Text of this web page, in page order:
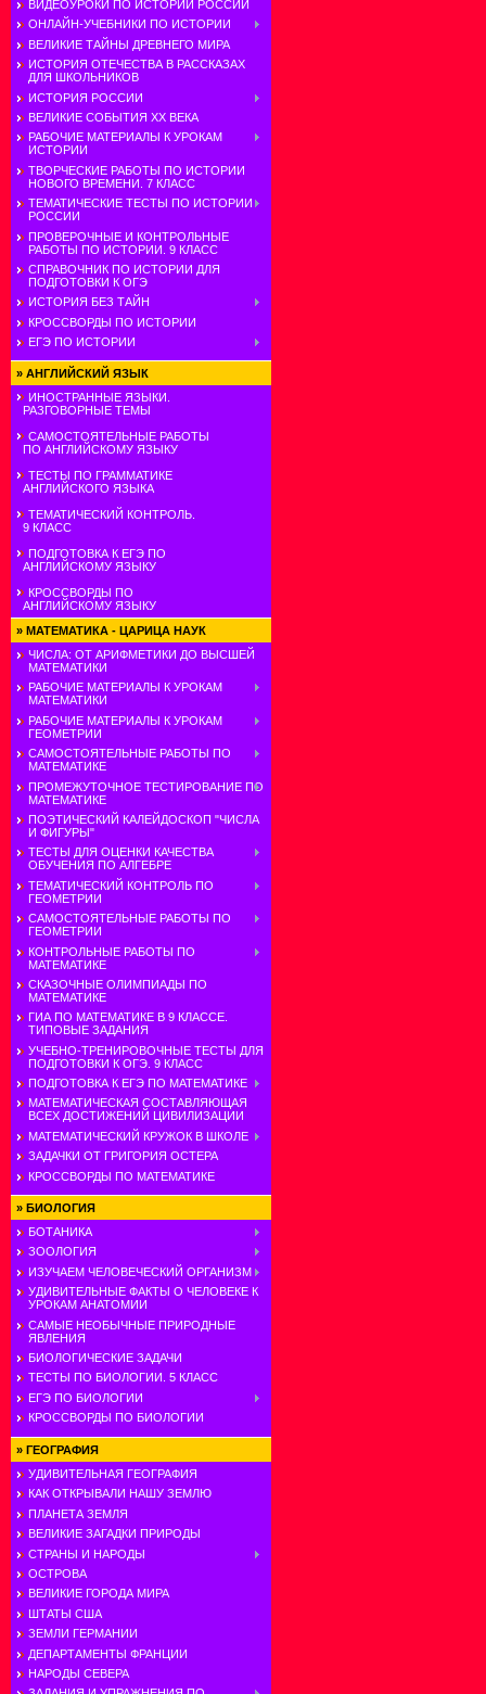
ВИДЕОУРОКИ ПО ИСТОРИИ РОССИИ
ОНЛАЙН-УЧЕБНИКИ ПО ИСТОРИИ
ВЕЛИКИЕ ТАЙНЫ ДРЕВНЕГО МИРА
ИСТОРИЯ ОТЕЧЕСТВА В РАССКАЗАХ
ДЛЯ ШКОЛЬНИКОВ
ИСТОРИЯ РОССИИ
ВЕЛИКИЕ СОБЫТИЯ ХХ ВЕКА
РАБОЧИЕ МАТЕРИАЛЫ К УРОКАМ
ИСТОРИИ
ТВОРЧЕСКИЕ РАБОТЫ ПО ИСТОРИИ
НОВОГО ВРЕМЕНИ. 7 КЛАСС
ТЕМАТИЧЕСКИЕ ТЕСТЫ ПО ИСТОРИИ
РОССИИ
ПРОВЕРОЧНЫЕ И КОНТРОЛЬНЫЕ
РАБОТЫ ПО ИСТОРИИ. 9 КЛАСС
СПРАВОЧНИК ПО ИСТОРИИ ДЛЯ
ПОДГОТОВКИ К ОГЭ
ИСТОРИЯ БЕЗ ТАЙН
КРОССВОРДЫ ПО ИСТОРИИ
ЕГЭ ПО ИСТОРИИ
» АНГЛИЙСКИЙ ЯЗЫК
ИНОСТРАННЫЕ ЯЗЫКИ.
РАЗГОВОРНЫЕ ТЕМЫ
САМОСТОЯТЕЛЬНЫЕ РАБОТЫ
ПО АНГЛИЙСКОМУ ЯЗЫКУ
ТЕСТЫ ПО ГРАММАТИКЕ
АНГЛИЙСКОГО ЯЗЫКА
ТЕМАТИЧЕСКИЙ КОНТРОЛЬ.
9 КЛАСС
ПОДГОТОВКА К ЕГЭ ПО
АНГЛИЙСКОМУ ЯЗЫКУ
КРОССВОРДЫ ПО
АНГЛИЙСКОМУ ЯЗЫКУ
» МАТЕМАТИКА - ЦАРИЦА НАУК
ЧИСЛА: ОТ АРИФМЕТИКИ ДО ВЫСШЕЙ
МАТЕМАТИКИ
РАБОЧИЕ МАТЕРИАЛЫ К УРОКАМ
МАТЕМАТИКИ
РАБОЧИЕ МАТЕРИАЛЫ К УРОКАМ
ГЕОМЕТРИИ
САМОСТОЯТЕЛЬНЫЕ РАБОТЫ ПО
МАТЕМАТИКЕ
ПРОМЕЖУТОЧНОЕ ТЕСТИРОВАНИЕ ПО
МАТЕМАТИКЕ
ПОЭТИЧЕСКИЙ КАЛЕЙДОСКОП "ЧИСЛА
И ФИГУРЫ"
ТЕСТЫ ДЛЯ ОЦЕНКИ КАЧЕСТВА
ОБУЧЕНИЯ ПО АЛГЕБРЕ
ТЕМАТИЧЕСКИЙ КОНТРОЛЬ ПО
ГЕОМЕТРИИ
САМОСТОЯТЕЛЬНЫЕ РАБОТЫ ПО
ГЕОМЕТРИИ
КОНТРОЛЬНЫЕ РАБОТЫ ПО
МАТЕМАТИКЕ
СКАЗОЧНЫЕ ОЛИМПИАДЫ ПО
МАТЕМАТИКЕ
ГИА ПО МАТЕМАТИКЕ В 9 КЛАССЕ.
ТИПОВЫЕ ЗАДАНИЯ
УЧЕБНО-ТРЕНИРОВОЧНЫЕ ТЕСТЫ ДЛЯ
ПОДГОТОВКИ К ОГЭ. 9 КЛАСС
ПОДГОТОВКА К ЕГЭ ПО МАТЕМАТИКЕ
МАТЕМАТИЧЕСКАЯ СОСТАВЛЯЮЩАЯ
ВСЕХ ДОСТИЖЕНИЙ ЦИВИЛИЗАЦИИ
МАТЕМАТИЧЕСКИЙ КРУЖОК В ШКОЛЕ
ЗАДАЧКИ ОТ ГРИГОРИЯ ОСТЕРА
КРОССВОРДЫ ПО МАТЕМАТИКЕ
» БИОЛОГИЯ
БОТАНИКА
ЗООЛОГИЯ
ИЗУЧАЕМ ЧЕЛОВЕЧЕСКИЙ ОРГАНИЗМ
УДИВИТЕЛЬНЫЕ ФАКТЫ О ЧЕЛОВЕКЕ К
УРОКАМ АНАТОМИИ
САМЫЕ НЕОБЫЧНЫЕ ПРИРОДНЫЕ
ЯВЛЕНИЯ
БИОЛОГИЧЕСКИЕ ЗАДАЧИ
ТЕСТЫ ПО БИОЛОГИИ. 5 КЛАСС
ЕГЭ ПО БИОЛОГИИ
КРОССВОРДЫ ПО БИОЛОГИИ
» ГЕОГРАФИЯ
УДИВИТЕЛЬНАЯ ГЕОГРАФИЯ
КАК ОТКРЫВАЛИ НАШУ ЗЕМЛЮ
ПЛАНЕТА ЗЕМЛЯ
ВЕЛИКИЕ ЗАГАДКИ ПРИРОДЫ
СТРАНЫ И НАРОДЫ
ОСТРОВА
ВЕЛИКИЕ ГОРОДА МИРА
ШТАТЫ США
ЗЕМЛИ ГЕРМАНИИ
ДЕПАРТАМЕНТЫ ФРАНЦИИ
НАРОДЫ СЕВЕРА